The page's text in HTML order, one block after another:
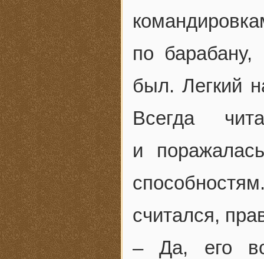
по барабану,
был. Легкий
Всегда
и
считался,
– Да, его